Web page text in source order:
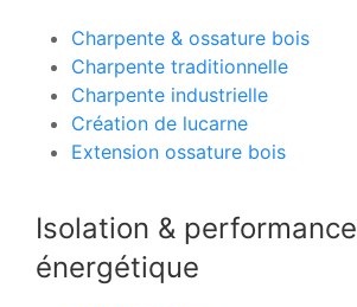
Charpente & ossature bois
Charpente traditionnelle
Charpente industrielle
Création de lucarne
Extension ossature bois
Isolation & performance
énergétique